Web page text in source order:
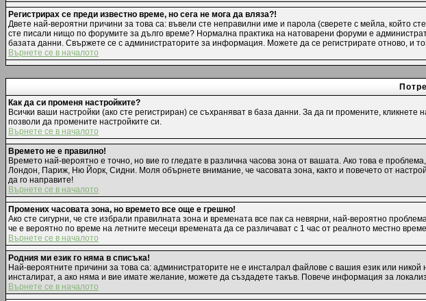
Регистрирах се преди известно време, но сега не мога да вляза?!
Двете най-вероятни причини за това са: въвели сте неправилни име и парола (сверете с мейла, който
сте писали нищо по форумите за дълго време? Нормална практика на натоварени форуми е
базата данни. Свържете се с администраторите за информация. Можете да се регистрирате отново, и
Върнете се в началото
Как да си променя настройките?
Всички ваши настройки (ако сте регистриран) се съхраняват в база данни. За да ги промените, кликнете
позволи да промените настройките си.
Върнете се в началото
Времето не е правилно!
Времето най-вероятно е точно, но вие го гледате в различна часова зона от вашата. Ако това е
Лондон, Париж, Ню Йорк, Сидни. Моля обърнете внимание, че часовата зона, както и повечето от
да го направите!
Върнете се в началото
Промених часовата зона, но времето все още е грешно!
Ако сте сигурни, че сте избрали правилната зона и времената все пак са невярни, най-вероятно
че е вероятно по време на летните месеци времената да се различават с 1 час от реалното местно
Върнете се в началото
Родния ми език го няма в списъка!
Най-вероятните причини за това са: администраторите не е инсталрал файлове с вашия език или
инсталират, а ако няма и вие имате желание, можете да създадете такъв. Повече информация за
Върнете се в началото